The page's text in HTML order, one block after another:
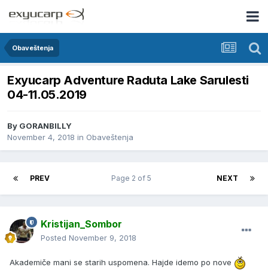
Obaveštenja
Exyucarp Adventure Raduta Lake Sarulesti
04-11.05.2019
By GORANBILLY
November 4, 2018 in Obaveštenja
PREV NEXT
Page 2 of 5
Kristijan_Sombor
Posted November 9, 2018
Akademiče mani se starih uspomena. Hajde idemo po nove